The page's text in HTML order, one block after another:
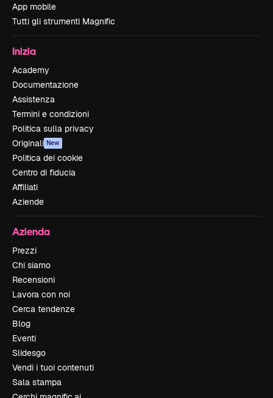
App mobile
Tutti gli strumenti Magnific
Inizia
Academy
Documentazione
Assistenza
Termini e condizioni
Politica sulla privacy
Originali New
Politica dei cookie
Centro di fiducia
Affiliati
Aziende
Azienda
Prezzi
Chi siamo
Recensioni
Lavora con noi
Cerca tendenze
Blog
Eventi
Slidesgo
Vendi i tuoi contenuti
Sala stampa